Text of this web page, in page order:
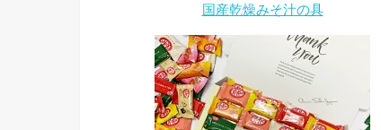
国産乾燥みそ汁の具